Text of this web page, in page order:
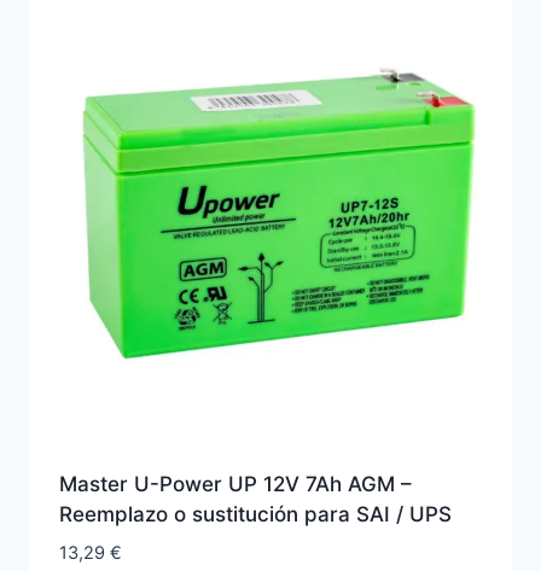
Master U-Power UP 12V 7Ah AGM –
Reemplazo o sustitución para SAI / UPS
13,29 €